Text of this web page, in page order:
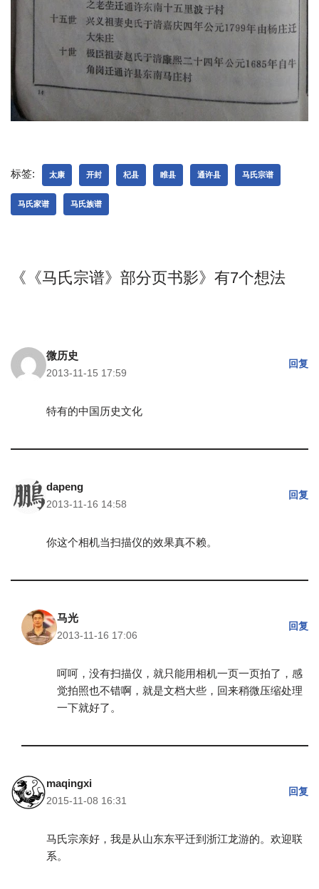
标签: 太康 开封 杞县 睢县 通许县 马氏宗谱
马氏家谱 马氏族谱
《《马氏宗谱》部分页书影》有7个想法
微历史
2013-11-15 17:59
回复
特有的中国历史文化
dapeng
2013-11-16 14:58
回复
你这个相机当扫描仪的效果真不赖。
马光
2013-11-16 17:06
回复
呵呵，没有扫描仪，就只能用相机一页一页拍了，感
觉拍照也不错啊，就是文档大些，回来稍微压缩处理
一下就好了。
maqingxi
2015-11-08 16:31
回复
马氏宗亲好，我是从山东东平迁到浙江龙游的。欢迎联
系。